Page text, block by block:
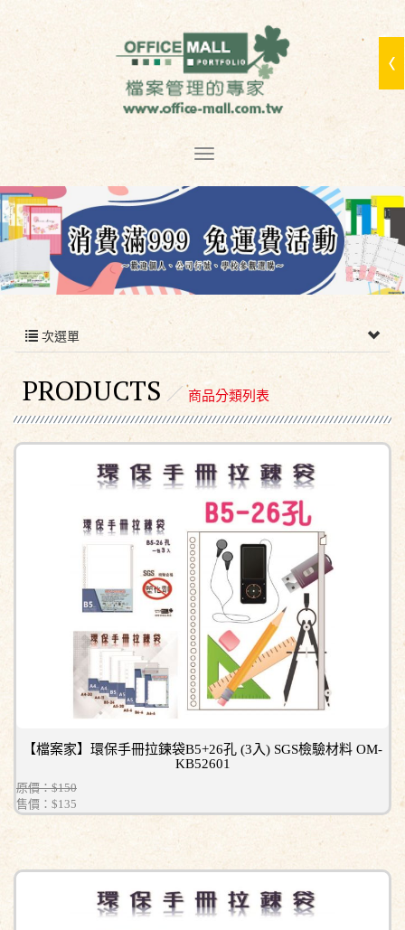
次選單
PRODUCTS 商品分類列表
【檔案家】環保手冊拉鍊袋B5+26孔 (3入) SGS檢驗材料 OM-
KB52601
原價：$150
售價： $135